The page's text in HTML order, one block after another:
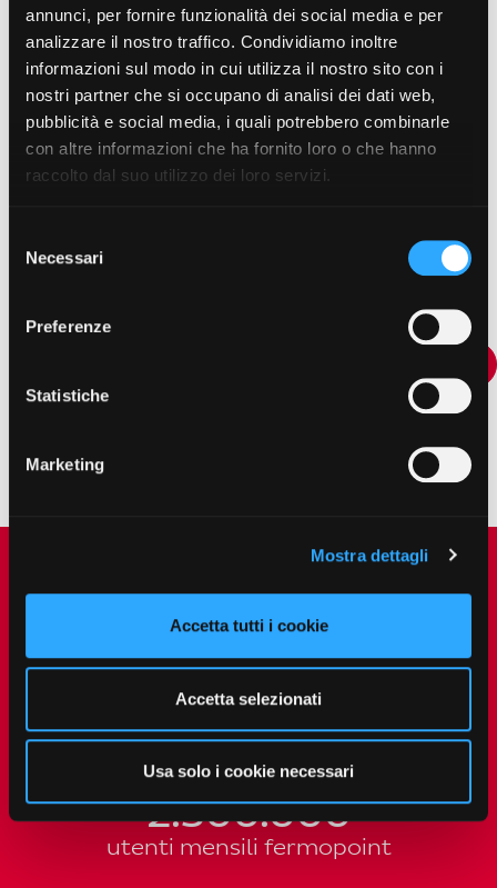
annunci, per fornire funzionalità dei social media e per
analizzare il nostro traffico. Condividiamo inoltre
informazioni sul modo in cui utilizza il nostro sito con i
nostri partner che si occupano di analisi dei dati web,
pubblicità e social media, i quali potrebbero combinarle
con altre informazioni che ha fornito loro o che hanno
raccolto dal suo utilizzo dei loro servizi.
delNecessari
Preferenze
Statistiche
Marketing
Mostra dettagli
Accetta tutti i cookie
Accetta selezionati
Usa solo i cookie necessari
Resta aggiornato su
fermopoint
7 luglio 2026
Deposito bagagli: con Bounce viaggi leggero
Flessibilità come chiave di successo dell'e-
commerce: assecondare le preferenze dei clienti
fermopoint
11.800
2.500.000
utenti mensili fermopoint